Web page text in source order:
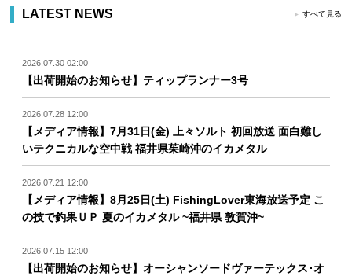
LATEST NEWS すべて見る
2026.07.30 02:00
【出荷開始のお知らせ】ティップランナー3号
2026.07.28 12:00
【メディア情報】7月31日(金) 上々ソルト 初回放送 面白難し
いテクニカルな空中戦 福井県茱崎沖のイカメタル
2026.07.21 12:00
【メディア情報】8月25日(土) FishingLover東海放送予定 こ
の技で釣果ＵＰ 夏のイカメタル ~福井県 敦賀沖~
2026.07.15 12:00
【出荷開始のお知らせ】オーシャンソードヴァーテックス･オ